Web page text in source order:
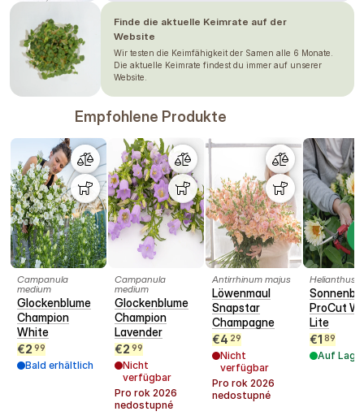
testen, wie sich die Pflanze unter Ihren
Bedingungen entwickelt. Bitte sehen Sie dies nicht
als Garantie an.
Finde die aktuelle Keimrate auf der
Website
Wir testen die Keimfähigkeit der Samen alle 6 Monate.
Die aktuelle Keimrate findest du immer auf unserer
Website.
Empfohlene Produkte
Campanula
medium
Glockenblume
Champion
White
€2 99
Bald erhältlich
Campanula
medium
Glockenblume
Champion
Lavender
€2 99
Nicht
verfügbar
Pro rok 2026
nedostupné
Antirrhinum majus
Löwenmaul
Snapstar
Champagne
€4 29
Nicht
verfügbar
Pro rok 2026
nedostupné
Helianthus
ProCut
Lite
€1 89
Auf